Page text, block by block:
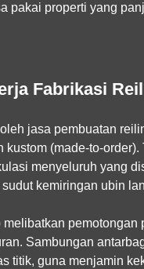
pakai properti yang
Fabrikasi
jasa pembuatan
kustom (made-to-
menyeluruh yang
kemiringan ubin
Sambungan
titik, guna menjamin